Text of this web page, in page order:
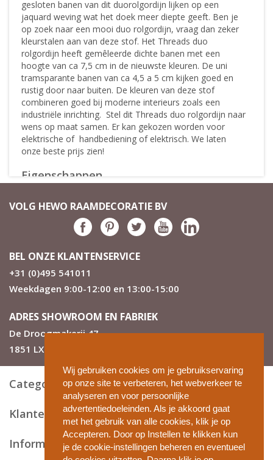
Wij gebruiken cookies om je gebruikservaring
op onze site te verbeteren, het webverkeer te
analyseren en voor persoonlijke
advertentiedoeleinden. Als je akkoord gaat
met het gebruik van alle cookies, klik je op
Accepteren. Door op Instellen te klikken kun
je de cookie-instellingen beheren en eventueel
gesloten banen van dit duorolgordijn lijken op een
jaquard weving wat het doek meer diepte geeft. Ben je
op zoek naar een mooi duo rolgordijn, vraag dan zeker
kleurstalen aan van deze stof. Het Threads duo
rolgordijn heeft gemêleerde dichte banen met een
hoogte van ca 7,5 cm in de nieuwste kleuren. De uni
tramsparante banen van ca 4,5 a 5 cm kijken goed en
rustig door naar buiten. De kleuren van deze stof
combineren goed bij moderne interieurs zoals een
industriële inrichting. Stel dit Threads duo rolgordijn naar
wens op maat samen. Er kan gekozen worden voor
elektrische of handbediening of elektrisch. We laten
onze beste prijs zien!
Eigenschappen
Tot 280 cm breed op maat te bestellen
Top kwaliteit uit Nederland vergelijkbaar met elk A
Houdt zonlicht goed buiten
Dichte baan is ca 7,5 cm
De transparante banen zijn ca 4,5 a 5 cm en kijken
Cassette Recht of Rond is 8x8 cm in 6 kleuren en
Wat kostte duo rolgordijnen ‘Threads’?
De prijs van Threads duo rolgordijnen valt binnen onze
gemiddelde prijsklasse maar is ondanks de bijzondere
weerwijze toch betaalbaar waardoor je tot 70% kunt
besparen ten opzichte van bij de woninginrichter, als je
al een soortgelijke stof tegen vindt. Configureer de duo
VOLG HEWO RAAMDECORATIE BV
BEL ONZE KLANTENSERVICE
+31 (0)495 541011
Weekdagen 9:00-12:00 en 13:00-15:00
ADRES SHOWROOM EN FABRIEK
De Droogmakerij 47
1851 LX Heiloo
Categorieën
Klantenservice
Informatie en tips